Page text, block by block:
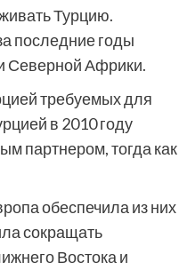
Турцию.
последние годы
Северной Африки.
требуемых для
в 2010 году
партнером, тогда как
обеспечила из них
сокращать
Востока и